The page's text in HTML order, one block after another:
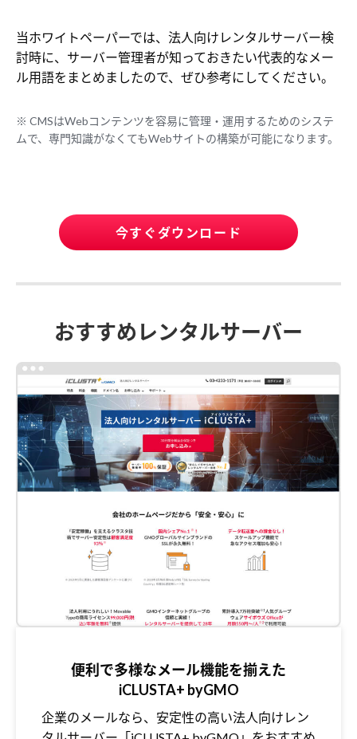
当ホワイトペーパーでは、法人向けレンタルサーバー検
討時に、サーバー管理者が知っておきたい代表的なメー
ル用語をまとめましたので、ぜひ参考にしてください。
※ CMSはWebコンテンツを容易に管理・運用するためのシステ
ムで、専門知識がなくてもWebサイトの構築が可能になります。
今すぐダウンロード
おすすめレンタルサーバー
便利で多様なメール機能を揃えた
iCLUSTA+ byGMO
企業のメールなら、安定性の高い法人向けレン